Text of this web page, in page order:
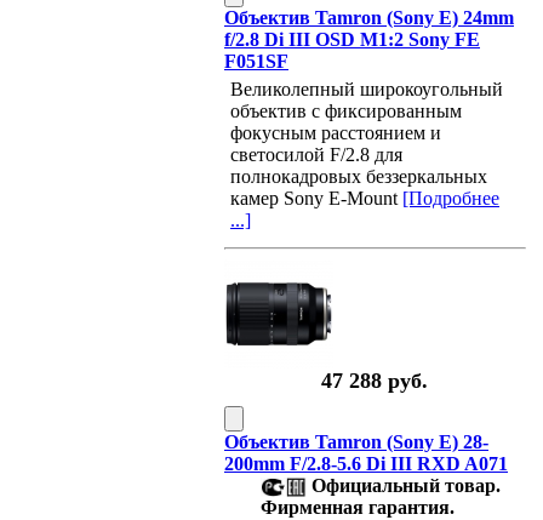
Объектив Tamron (Sony E) 24mm
f/2.8 Di III OSD M1:2 Sony FE
F051SF
Великолепный широкоугольный
объектив с фиксированным
фокусным расстоянием и
светосилой F/2.8 для
полнокадровых беззеркальных
камер Sony E-Mount [Подробнее
...]
47 288 руб.
Объектив Tamron (Sony E) 28-
200mm F/2.8-5.6 Di III RXD A071
Официальный товар.
Фирменная гарантия.